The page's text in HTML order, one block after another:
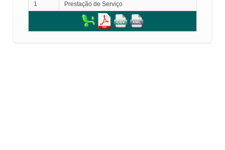
1
Prestação de Serviço